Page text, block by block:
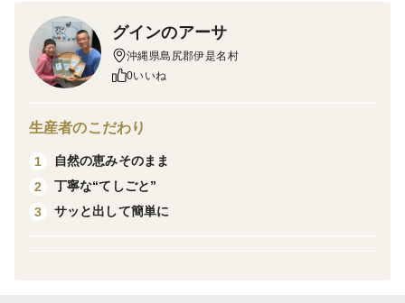
で綺麗に洗ってから乾燥させました。お吸い物などに袋
から出してそのままひとつまみ。水で戻したら様々なお
料理に使えます。水に戻すと10倍ほどになりますので意
グインのアーサ
沖縄県島尻郡伊是名村
0いいね
生産者のこだわり
1
自然の恵みそのまま
2
丁寧な“てしごと”
3
サッと出して簡単に